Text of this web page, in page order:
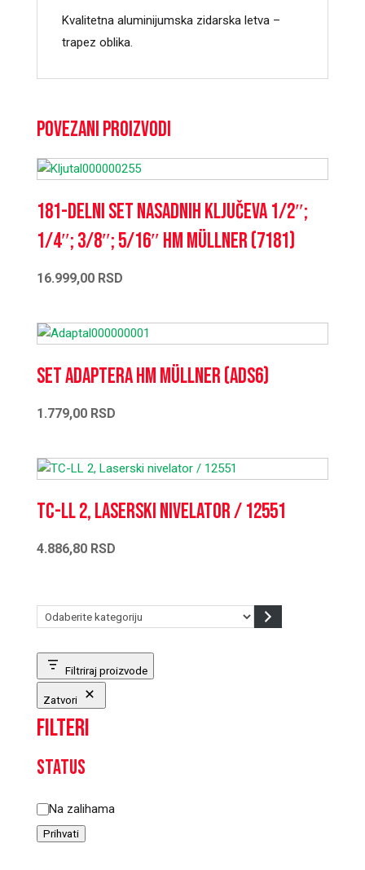
Kvalitetna aluminijumska zidarska letva –
trapez oblika.
Povezani proizvodi
181-delni set nasadnih ključeva 1/2″;
1/4″; 3/8″; 5/16″ HM Müllner (7181)
16.999,00 RSD
Set adaptera HM Müllner (ADS6)
1.779,00 RSD
TC-LL 2, Laserski nivelator / 12551
4.886,80 RSD
Odaberite
Filtriraj proizvode
Zatvori
Filteri
Status
Status
Na zalihama
Prihvati